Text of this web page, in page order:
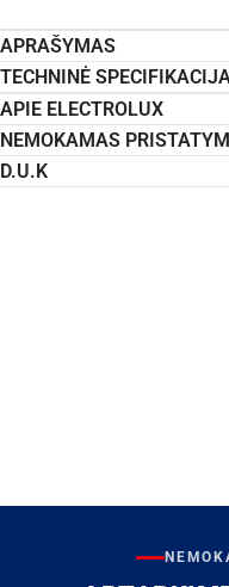
APRAŠYMAS
TECHNINĖ
APIE ELECTROLUX
NEMOKAMAS
D.U.K